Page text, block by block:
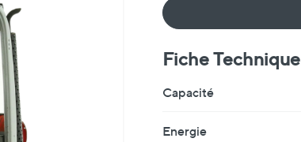
Fiche Technique
Capacité
Energie